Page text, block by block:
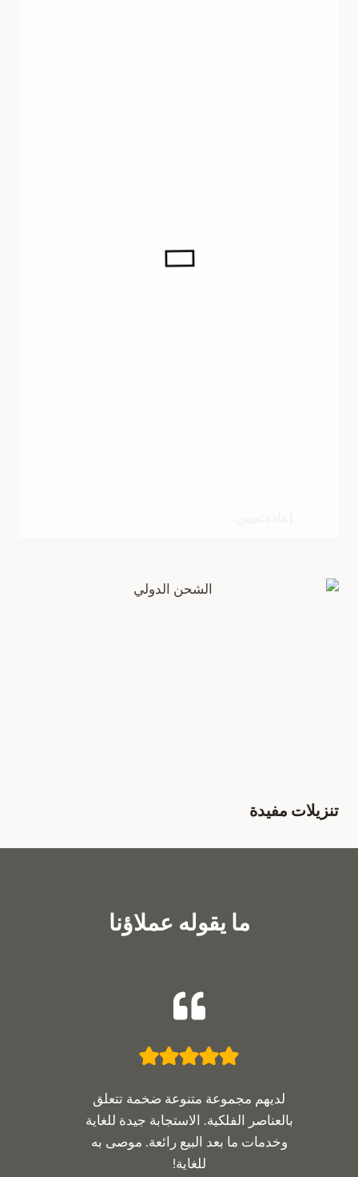
تنزيلات مفيدة
ما يقوله عملاؤنا
لديهم مجموعة متنوعة ضخمة تتعلق
بالعناصر الفلكية. الاستجابة جيدة للغاية
وخدمات ما بعد البيع رائعة. موصى به
للغاية!